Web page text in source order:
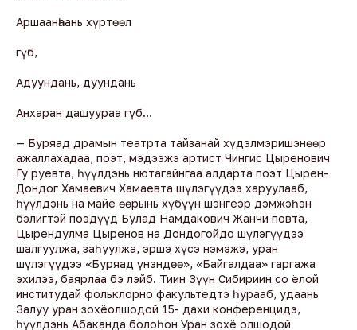
Аршаанһаань хүртөөл
гүб,
Адуундань, дуундань
Анхаран дашуураа гүб…
— Буряад драмын театрта тайзанай хүдэлмэришэнөөр
ажаллахадаа, поэт, мэдээжэ артист Чингис Цыренович
Гу руевта, һүүлдэнь нютагайнгаа алдарта поэт Цырен-
Дондог Хамаевич Хамаевта шүлэгүүдээ харуулааб,
һүүлдэнь на майе өөрынь хүбүүн шэнгеэр дэмжэһэн
бэлигтэй поэдүүд Булад Намдакович Жанчи повта,
Цырендулма Цыренов на Дондогойдо шүлэгүүдээ
шалгуулжа, заһуулжа, эршэ хүсэ нэмэжэ, уран
шүлэгүүдээ «Буряад үнэндөө», «Байгалдаа» гаргажа
эхилээ, баярлаа бэ лэйб. Тиин Зүүн Сибириин со ёлой
институдай фольклорно факультедтэ һурааб, удаань
Залуу уран зохёолшодой 15- дахи конференцидэ,
һүүлдэнь Абаканда болоһон Уран зохё олшодой